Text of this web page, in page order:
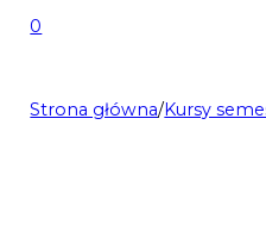
0
Strona główna/Kursy